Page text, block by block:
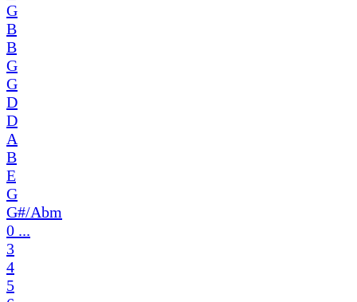
G
B
B
G
G
D
D
A
B
E
G
G#/Abm
0 ...
3
4
5